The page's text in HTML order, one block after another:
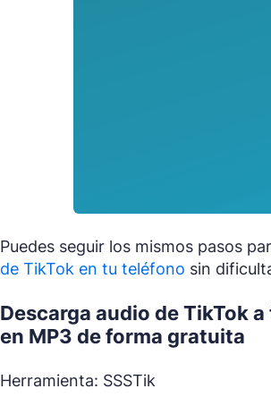
Puedes seguir los mismos pasos
de TikTok en tu teléfono sin
Descarga audio de TikTok
en MP3 de forma gratuita
Herramienta: SSSTik